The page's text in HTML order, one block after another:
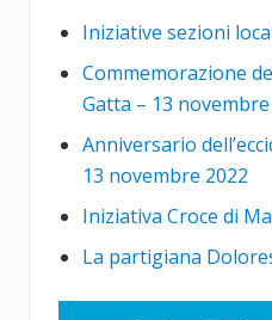
Iniziative sezioni
Commemorazione
Gatta – 13
Anniversario
13 novembre 2022
Iniziativa Croce di
La partigiana